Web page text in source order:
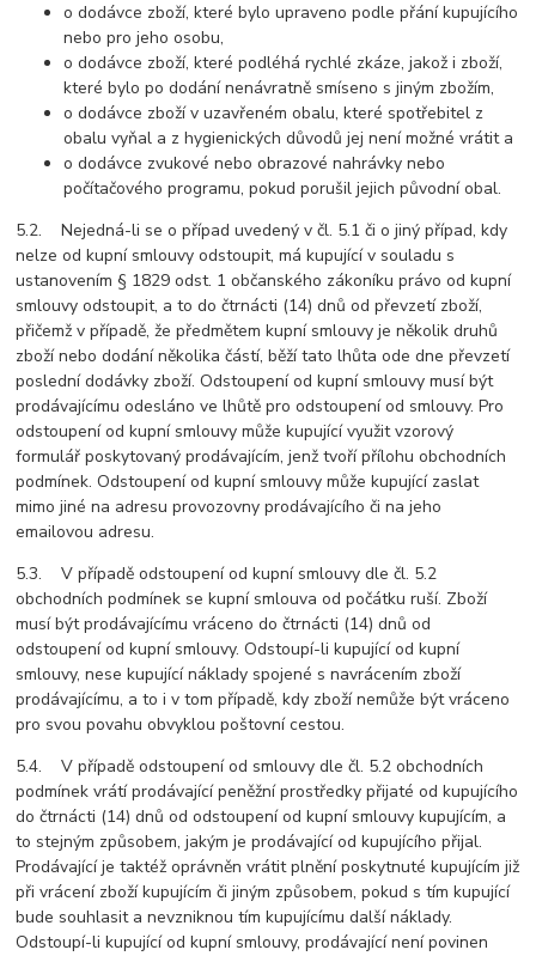
o dodávce zboží, které bylo upraveno podle přání kupujícího
nebo pro jeho osobu,
o dodávce zboží, které podléhá rychlé zkáze, jakož i zboží,
které bylo po dodání nenávratně smíseno s jiným zbožím,
o dodávce zboží v uzavřeném obalu, které spotřebitel z
obalu vyňal a z hygienických důvodů jej není možné vrátit a
o dodávce zvukové nebo obrazové nahrávky nebo
počítačového programu, pokud porušil jejich původní obal.
5.2. Nejedná-li se o případ uvedený v čl. 5.1 či o jiný případ, kdy
nelze od kupní smlouvy odstoupit, má kupující v souladu s
ustanovením § 1829 odst. 1 občanského zákoníku právo od kupní
smlouvy odstoupit, a to do čtrnácti (14) dnů od převzetí zboží,
přičemž v případě, že předmětem kupní smlouvy je několik druhů
zboží nebo dodání několika částí, běží tato lhůta ode dne převzetí
poslední dodávky zboží. Odstoupení od kupní smlouvy musí být
prodávajícímu odesláno ve lhůtě pro odstoupení od smlouvy. Pro
odstoupení od kupní smlouvy může kupující využit vzorový
formulář poskytovaný prodávajícím, jenž tvoří přílohu obchodních
podmínek. Odstoupení od kupní smlouvy může kupující zaslat
mimo jiné na adresu provozovny prodávajícího či na jeho
emailovou adresu.
5.3. V případě odstoupení od kupní smlouvy dle čl. 5.2
obchodních podmínek se kupní smlouva od počátku ruší. Zboží
musí být prodávajícímu vráceno do čtrnácti (14) dnů od
odstoupení od kupní smlouvy. Odstoupí-li kupující od kupní
smlouvy, nese kupující náklady spojené s navrácením zboží
prodávajícímu, a to i v tom případě, kdy zboží nemůže být vráceno
pro svou povahu obvyklou poštovní cestou.
5.4. V případě odstoupení od smlouvy dle čl. 5.2 obchodních
podmínek vrátí prodávající peněžní prostředky přijaté od kupujícího
do čtrnácti (14) dnů od odstoupení od kupní smlouvy kupujícím, a
to stejným způsobem, jakým je prodávající od kupujícího přijal.
Prodávající je taktéž oprávněn vrátit plnění poskytnuté kupujícím již
při vrácení zboží kupujícím či jiným způsobem, pokud s tím kupující
bude souhlasit a nevzniknou tím kupujícímu další náklady.
Odstoupí-li kupující od kupní smlouvy, prodávající není povinen